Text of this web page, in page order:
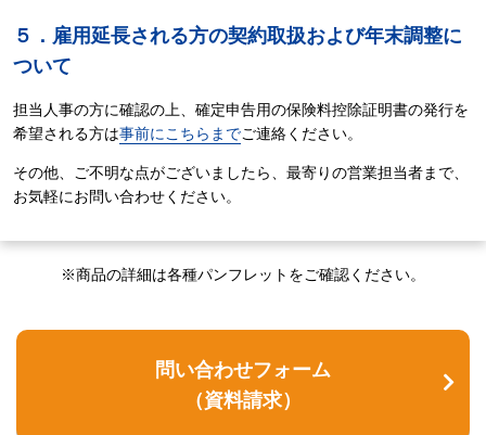
５．雇用延長される方の契約取扱および年末調整に
ついて
担当人事の方に確認の上、確定申告用の保険料控除証明書の発行を
希望される方は事前にこちらまでご連絡ください。
その他、ご不明な点がございましたら、最寄りの営業担当者まで、
お気軽にお問い合わせください。
※商品の詳細は各種パンフレットをご確認ください。
問い合わせフォーム
（資料請求）